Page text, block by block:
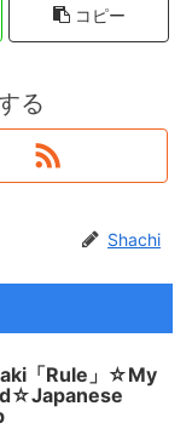
コピー
る
Shachi
「Rule」☆My